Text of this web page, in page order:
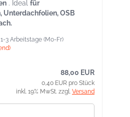
. Ideal für
Unterdachfolien, OSB
3 Arbeitstage (Mo-Fr)
88,00 EUR
0,40 EUR pro Stück
inkl. 19% MwSt. zzgl. Versand